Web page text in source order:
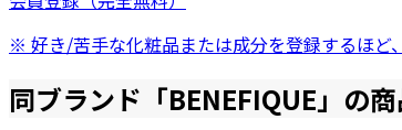
※ 好き/苦手な化粧品または成分を登録するほど
同ブランド「BENEFIQUE」の